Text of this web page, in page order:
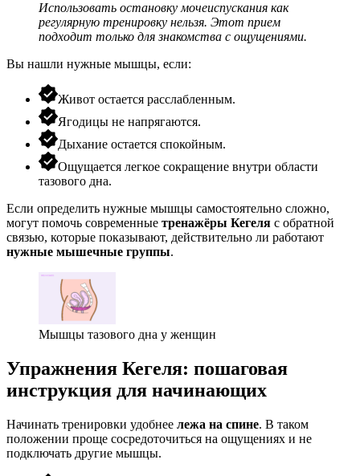
Использовать остановку мочеиспускания как
регулярную тренировку нельзя. Этот прием
подходит только для знакомства с ощущениями.
Вы нашли нужные мышцы, если:
Живот остается расслабленным.
Ягодицы не напрягаются.
Дыхание остается спокойным.
Ощущается легкое сокращение внутри области
тазового дна.
Если определить нужные мышцы самостоятельно сложно,
могут помочь современные тренажёры Кегеля с обратной
связью, которые показывают, действительно ли работают
нужные мышечные группы.
Мышцы тазового дна у женщин
Упражнения Кегеля: пошаговая
инструкция для начинающих
Начинать тренировки удобнее лежа на спине. В таком
положении проще сосредоточиться на ощущениях и не
подключать другие мышцы.